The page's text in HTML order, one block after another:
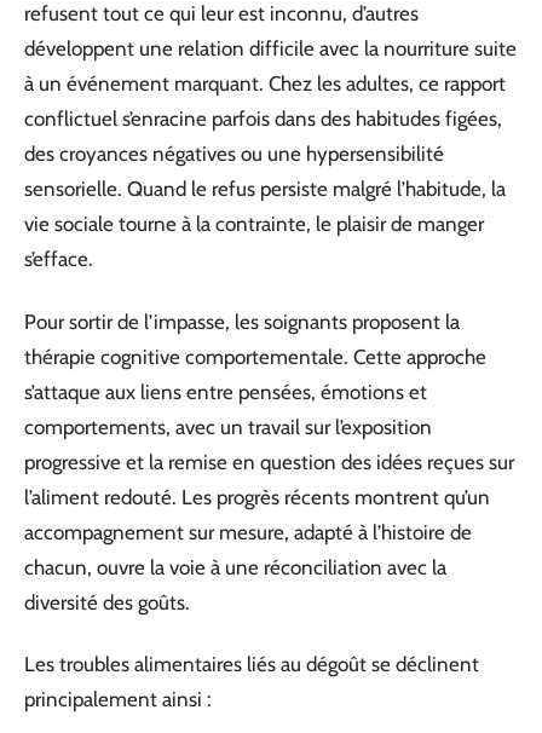
refusent tout ce qui leur est inconnu, d’autres
développent une relation difficile avec la nourriture suite
à un événement marquant. Chez les adultes, ce rapport
conflictuel s’enracine parfois dans des habitudes figées,
des croyances négatives ou une hypersensibilité
sensorielle. Quand le refus persiste malgré l’habitude, la
vie sociale tourne à la contrainte, le plaisir de manger
s’efface.
Pour sortir de l’impasse, les soignants proposent la
thérapie cognitive comportementale. Cette approche
s’attaque aux liens entre pensées, émotions et
comportements, avec un travail sur l’exposition
progressive et la remise en question des idées reçues sur
l’aliment redouté. Les progrès récents montrent qu’un
accompagnement sur mesure, adapté à l’histoire de
chacun, ouvre la voie à une réconciliation avec la
diversité des goûts.
Les troubles alimentaires liés au dégoût se déclinent
principalement ainsi :